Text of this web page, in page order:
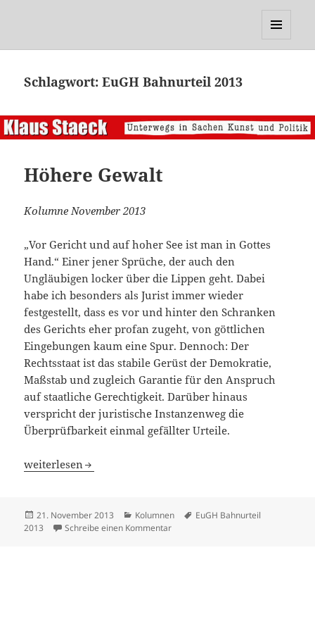
Schlagwort:EuGH Bahnurteil 2013
Höhere Gewalt
Kolumne November 2013
„Vor Gericht und auf hoher See ist man in Gottes
Hand.“ Einer jener Sprüche, der auch den
Ungläubigen locker über die Lippen geht. Dabei
habe ich besonders als Jurist immer wieder
festgestellt, dass es vor und hinter den Schranken
des Gerichts eher profan zugeht, von göttlichen
Eingebungen kaum eine Spur. Dennoch: Der
Rechtsstaat ist das stabile Gerüst der Demokratie,
Maßstab und zugleich Garantie für den Anspruch
auf staatliche Gerechtigkeit. Darüber hinaus
verspricht der juristische Instanzenweg die
Überprüfbarkeit einmal gefällter Urteile.
Höhere Gewalt
weiterlesen
Veröffentlicht
am
21. November 2013 Kategorien
Kolumnen Schlagwörter
EuGH Bahnurteil
2013
Schreibe einen Kommentarzu Höhere Gewalt